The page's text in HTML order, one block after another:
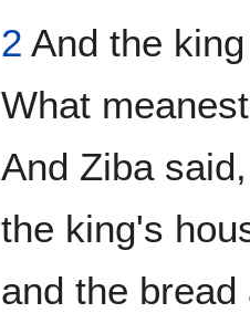
2 And the
What
And Ziba
the king's
and the